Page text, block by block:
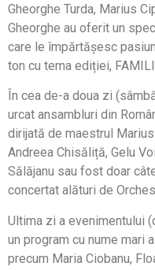
Gheorghe Turda, Marius
Gheorghe au oferit un
care le împărtășesc
ton cu tema ediției,
În cea de-a doua zi
urcat ansambluri din
dirijată de maestrul
Andreea Chisăliță, Gelu
Sălăjanu sau fost doar
concertat alături de
Ultima zi a evenimentului
un program cu nume mari
precum Maria Ciobanu,